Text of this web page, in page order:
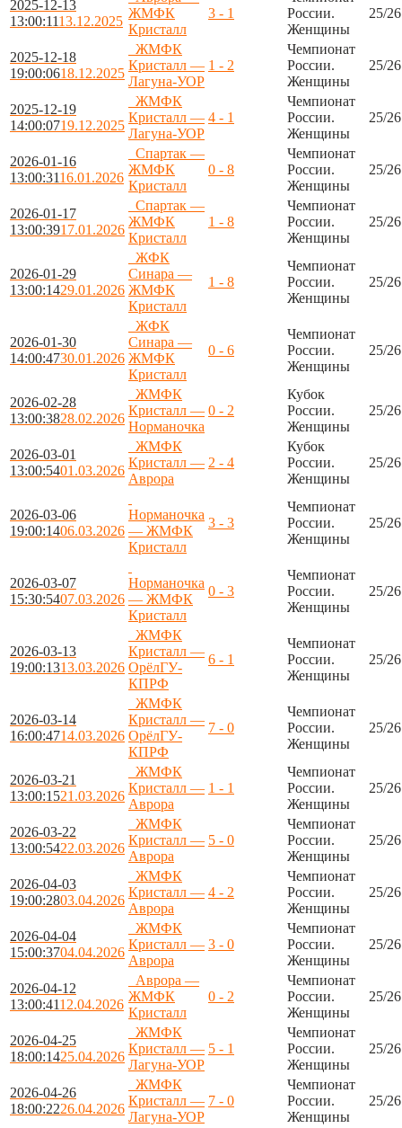
2025-12-13
13:00:1113.12.2025
ЖМФК
Кристалл
3 - 1
России.
Женщины
25/26
2025-12-18
19:00:0618.12.2025
ЖМФК
Кристалл —
Лагуна-УОР
1 - 2
Чемпионат
России.
Женщины
25/26
2025-12-19
14:00:0719.12.2025
ЖМФК
Кристалл —
Лагуна-УОР
4 - 1
Чемпионат
России.
Женщины
25/26
2026-01-16
13:00:3116.01.2026
Спартак —
ЖМФК
Кристалл
0 - 8
Чемпионат
России.
Женщины
25/26
2026-01-17
13:00:3917.01.2026
Спартак —
ЖМФК
Кристалл
1 - 8
Чемпионат
России.
Женщины
25/26
2026-01-29
13:00:1429.01.2026
ЖФК
Синара —
ЖМФК
Кристалл
1 - 8
Чемпионат
России.
Женщины
25/26
2026-01-30
14:00:4730.01.2026
ЖФК
Синара —
ЖМФК
Кристалл
0 - 6
Чемпионат
России.
Женщины
25/26
2026-02-28
13:00:3828.02.2026
ЖМФК
Кристалл —
Норманочка
0 - 2
Кубок
России.
Женщины
25/26
2026-03-01
13:00:5401.03.2026
ЖМФК
Кристалл —
Аврора
2 - 4
Кубок
России.
Женщины
25/26
2026-03-06
19:00:1406.03.2026
Норманочка
— ЖМФК
Кристалл
3 - 3
Чемпионат
России.
Женщины
25/26
2026-03-07
15:30:5407.03.2026
Норманочка
— ЖМФК
Кристалл
0 - 3
Чемпионат
России.
Женщины
25/26
2026-03-13
19:00:1313.03.2026
ЖМФК
Кристалл —
ОрёлГУ-
КПРФ
6 - 1
Чемпионат
России.
Женщины
25/26
2026-03-14
16:00:4714.03.2026
ЖМФК
Кристалл —
ОрёлГУ-
КПРФ
7 - 0
Чемпионат
России.
Женщины
25/26
2026-03-21
13:00:1521.03.2026
ЖМФК
Кристалл —
Аврора
1 - 1
Чемпионат
России.
Женщины
25/26
2026-03-22
13:00:5422.03.2026
ЖМФК
Кристалл —
Аврора
5 - 0
Чемпионат
России.
Женщины
25/26
2026-04-03
19:00:2803.04.2026
ЖМФК
Кристалл —
Аврора
4 - 2
Чемпионат
России.
Женщины
25/26
2026-04-04
15:00:3704.04.2026
ЖМФК
Кристалл —
Аврора
3 - 0
Чемпионат
России.
Женщины
25/26
2026-04-12
13:00:4112.04.2026
Аврора —
ЖМФК
Кристалл
0 - 2
Чемпионат
России.
Женщины
25/26
2026-04-25
18:00:1425.04.2026
ЖМФК
Кристалл —
Лагуна-УОР
5 - 1
Чемпионат
России.
Женщины
25/26
2026-04-26
18:00:2226.04.2026
ЖМФК
Кристалл —
Лагуна-УОР
7 - 0
Чемпионат
России.
Женщины
25/26